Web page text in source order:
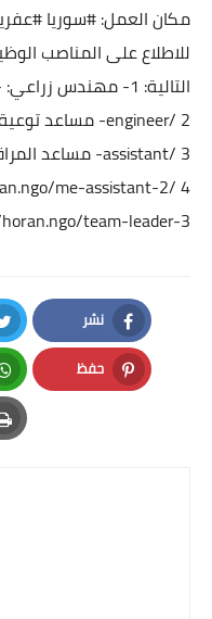
مكان العمل:#سوريا
للاطلاع على المناصب
التالية: 1- مهندس زراعي:
engineer/ 2- مساعد توعية:
assistant/ 3- مساعد المراقبة والتقييم:
me-assistant-2/4- قائد فريق:
team-leader-3/
نشر
Facebook
حفظ
Pinterest